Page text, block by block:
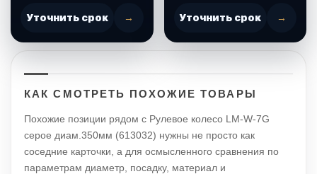
Уточнить срок → Уточнить срок →
КАК СМОТРЕТЬ ПОХОЖИЕ ТОВАРЫ
Похожие позиции рядом с Рулевое колесо LM-W-7G
серое диам.350мм (613032) нужны не просто как
соседние карточки, а для осмысленного сравнения по
параметрам диаметр, посадку, материал и